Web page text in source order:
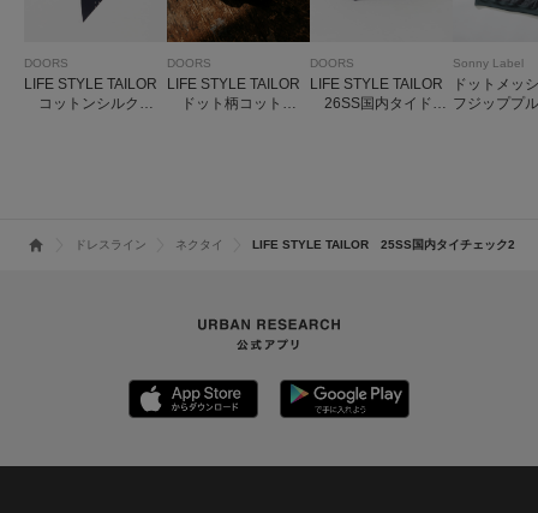
DOORS
LIFE STYLE TAILOR
コットンシルクド
DOORS
LIFE STYLE TAILOR
ドット柄コットン
DOORS
LIFE STYLE TAILOR
26SS国内タイドッ
Sonny Label
ドットメッ
フジッププ
ドレスライン ネクタイ LIFE STYLE TAILOR 25SS国内タイチェック2